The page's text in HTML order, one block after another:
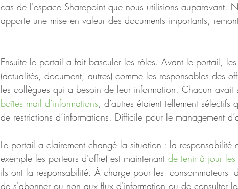
cas de l'espace Sharepoint que nous utilisions auparavant.
apporte une mise en valeur des documents importants,
Ensuite le portail a fait basculer les rôles. Avant le portail,
(actualités, document, autres) comme les responsables des
les collègues qui a besoin de leur information. Chacun avait
boîtes mail d’informations, d’autres étaient tellement
de restrictions d’informations. Difficile pour le management
Le portail a clairement changé la situation : la responsabilité
exemple les porteurs d'offre) est maintenant de tenir à jour
ils ont la responsabilité. À charge pour les "consommateurs"
de s'abonner ou non aux flux d'information ou de consulter